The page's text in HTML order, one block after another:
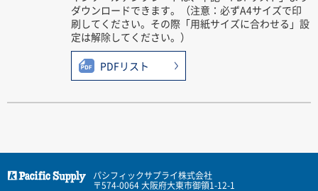
ダウンロードできます。（注意：必ずA4サイズで印
刷してください。その際「用紙サイズに合わせる」設
定は解除してください。）
PDFリスト
パシフィックサプライ株式会社
〒574-0064 大阪府大東市御領1-12-1